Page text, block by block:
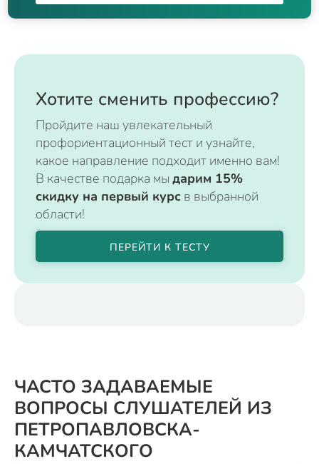
Хотите сменить профессию?
Пройдите наш увлекательный
профориентационный тест и узнайте,
какое направление подходит именно вам!
В качестве подарка мы дарим 15%
скидку на первый курс в выбранной
области!
ПЕРЕЙТИ К ТЕСТУ
ЧАСТО ЗАДАВАЕМЫЕ
ВОПРОСЫ СЛУШАТЕЛЕЙ ИЗ
ПЕТРОПАВЛОВСКА-
КАМЧАТСКОГО